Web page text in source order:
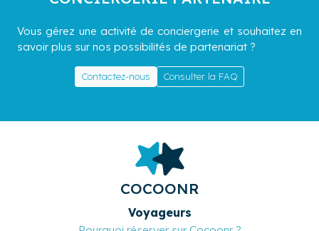
Vous gérez une activité de conciergerie et souhaitez en
savoir plus sur nos possibilités de partenariat ?
Contactez-nous Consulter la FAQ
COCOONR
Voyageurs